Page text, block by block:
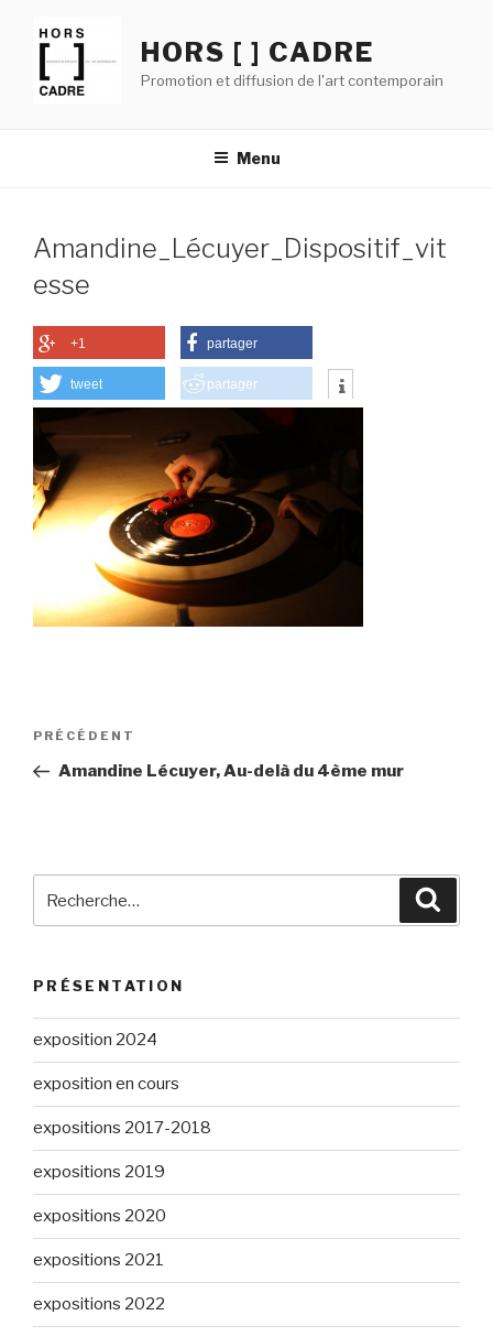
contenu
principal
HORS [ ] CADRE
Promotion et diffusion de l'art contemporain
Menu
Amandine_Lécuyer_Dispositif_vit
esse
+1 partager
tweet partager
Navigation
l’article
Article
précédent
PRÉCÉDENT
Amandine Lécuyer, Au-delà du 4ème mur
PRÉSENTATION
exposition 2024
exposition en cours
expositions 2017-2018
expositions 2019
expositions 2020
expositions 2021
expositions 2022